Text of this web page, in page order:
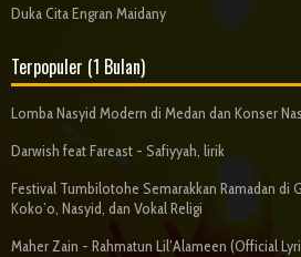
Duka Cita Engran Maidany
Terpopuler (1 Bulan)
Lomba Nasyid Modern di Medan dan Konser
Darwish feat Fareast - Safiyyah, lirik
Festival Tumbilotohe Semarakkan Ramadan di
Koko’o, Nasyid, dan Vokal Religi
Maher Zain - Rahmatun Lil’Alameen (Official